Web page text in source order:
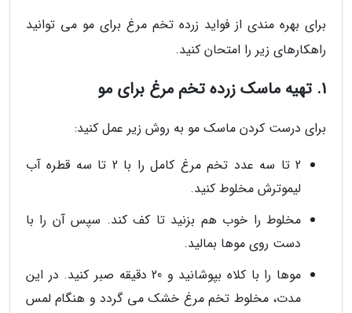
برای بهره مندی از فواید زرده تخم مرغ برای مو می توانید
راهکارهای زیر را امتحان کنید.
1. تهیه ماسک زرده تخم مرغ برای مو
برای درست کردن ماسک مو به روش زیر عمل کنید:
2 تا سه عدد تخم مرغ کامل را با 2 تا سه قطره آب
لیموترش مخلوط کنید.
مخلوط را خوب هم بزنید تا کف کند. سپس آن را با
دست روی موها بمالید.
موها را با کلاه بپوشانید و 20 دقیقه صبر کنید. در این
مدت، مخلوط تخم مرغ خشک می گردد و هنگام لمس